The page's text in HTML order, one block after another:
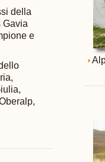
della
Gavia
e